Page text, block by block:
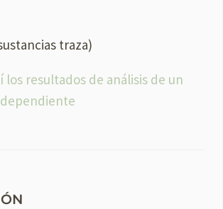
traza)
los resultados de análisis de un